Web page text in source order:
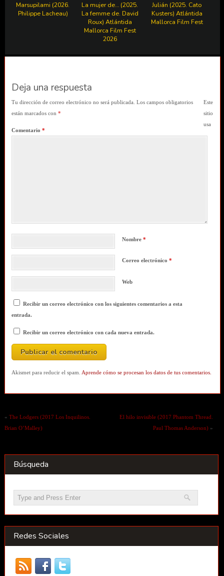
Marsupilami (2026.
Philippe Lacheau)
La mujer de… (2025.
La femme de. David
Roux) Atlántida
Mallorca Film Fest
2026
Julián (2025. Cato
Kusters) Atlántida
Mallorca Film Fest
Deja una respuesta
Tu dirección de correo electrónico no será publicada. Los campos obligatorios
están marcados con *
Comentario *
Nombre *
Correo electrónico *
Web
Recibir un correo electrónico con los siguientes comentarios a esta
entrada.
Recibir un correo electrónico con cada nueva entrada.
Este
sitio
usa
Akismet para reducir el spam. Aprende cómo se procesan los datos de tus comentarios.
« The Lodgers (2017 Los Inquilinos.
Brian O’Malley)
El hilo invisible (2017 Phantom Thread.
Paul Thomas Anderson) »
Búsqueda
Redes Sociales